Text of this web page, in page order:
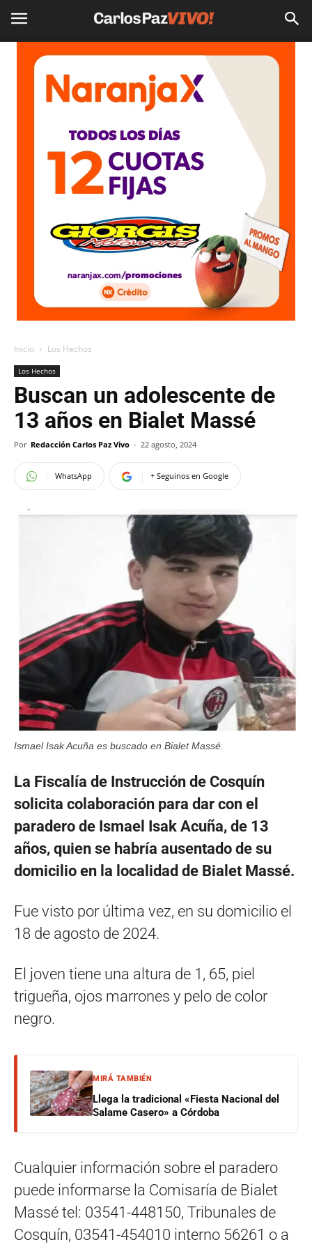
Inicio Los Hechos
Los Hechos
Buscan un adolescente de
13 años en Bialet Massé
Por Redacción Carlos Paz Vivo - 22 agosto, 2024
WhatsApp + Seguinos en Google
Ismael Isak Acuña es buscado en Bialet Massé.
La Fiscalía de Instrucción de Cosquín
solicita colaboración para dar con el
paradero de Ismael Isak Acuña, de 13
años, quien se habría ausentado de su
domicilio en la localidad de Bialet Massé.
Fue visto por última vez, en su domicilio el
18 de agosto de 2024.
El joven tiene una altura de 1, 65, piel
trigueña, ojos marrones y pelo de color
negro.
MIRÁ TAMBIÉN
Llega la tradicional «Fiesta Nacional del
Salame Casero» a Córdoba
Cualquier información sobre el paradero
puede informarse la Comisaría de Bialet
Massé tel: 03541-448150, Tribunales de
Cosquín, 03541-454010 interno 56261 o a